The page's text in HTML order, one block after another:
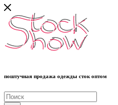
поштучная продажа одежды сток оптом